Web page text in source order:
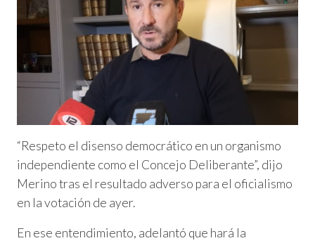
“Respeto el disenso democrático en un organismo
independiente como el Concejo Deliberante”, dijo
Merino tras el resultado adverso para el oficialismo
en la votación de ayer.
En ese entendimiento, adelantó que hará la